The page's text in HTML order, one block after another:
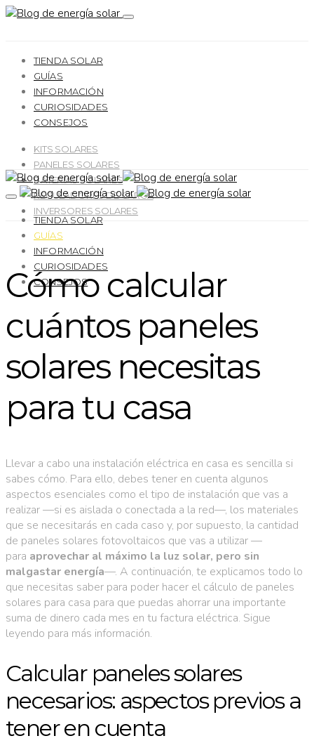
TIENDA SOLAR
GUÍAS
INFORMACIÓN
CURIOSIDADES
CONSEJOS
KITS SOLARES
PANELES SOLARES
BATERÍAS SOLARES
REGULADORES DE CARGA
INVERSORES SOLARES
TIENDA SOLAR
GUÍAS
INFORMACIÓN
CURIOSIDADES
CONSEJOS
Cómo calcular
cuántos paneles
solares necesitas
para tu casa
Llevar a cabo una instalación eléctrica en casa es sencilla si
sabes cómo. Para ello, debes tener en cuenta algunos
aspectos esenciales como el tipo de instalación que vas a
realizar —si es aislada o conectada a la red—, los materiales
que se necesitarás en cada caso y, por supuesto, la cantidad
de paneles solares fotovoltaicos que vas a utilizar —
para aprovechar al máximo la luz solar, pero sin
malgastar energía—. A continuación, te explicamos todo lo
que necesitas saber para poder hacer el cálculo de paneles
solares para casa para que puedas ahorrar una importante
suma de dinero cada mes en tu factura eléctrica. Sigue
leyendo para más información.
Calcular paneles solares
necesarios: aspectos previos a
tener en cuenta